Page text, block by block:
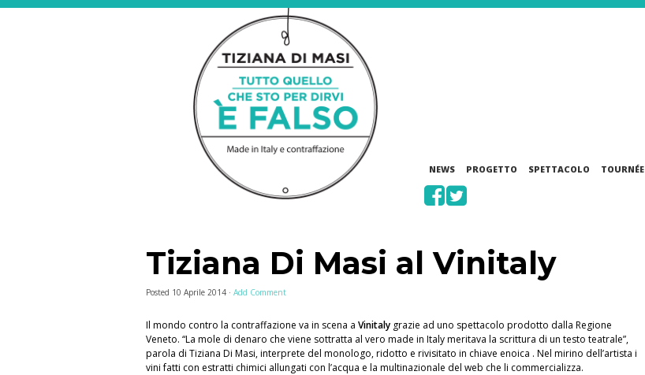
NEWS PROGETTO SPETTACOLO TOURNÉE
Tiziana Di Masi al Vinitaly
Posted 10 Aprile 2014 · Add Comment
Il mondo contro la contraffazione va in scena a Vinitaly grazie ad uno spettacolo prodotto dalla Regione
Veneto. “La mole di denaro che viene sottratta al vero made in Italy meritava la scrittura di un testo teatrale”,
parola di Tiziana Di Masi, interprete del monologo, ridotto e rivisitato in chiave enoica . Nel mirino dell’artista i
vini fatti con estratti chimici allungati con l’acqua e la multinazionale del web che li commercializza.